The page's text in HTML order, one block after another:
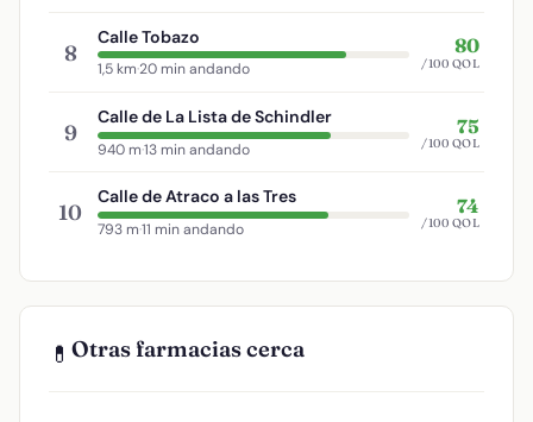
8
Calle Tobazo
1,5 km·20 min andando
80
/100 QOL
9
Calle de La Lista de Schindler
940 m·13 min andando
75
/100 QOL
10
Calle de Atraco a las Tres
793 m·11 min andando
74
/100 QOL
💊 Otras farmacias cerca